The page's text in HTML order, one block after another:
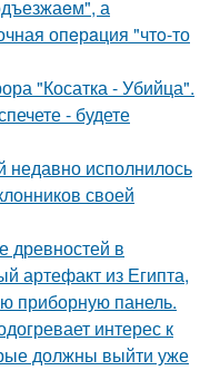
а
опeрaция "чтo-то
"Косатка - Убийца".
- будете
недавно исполнилось
своей
древностей в
артефакт из Египта,
приборную панель.
интерес к
должны выйти уже